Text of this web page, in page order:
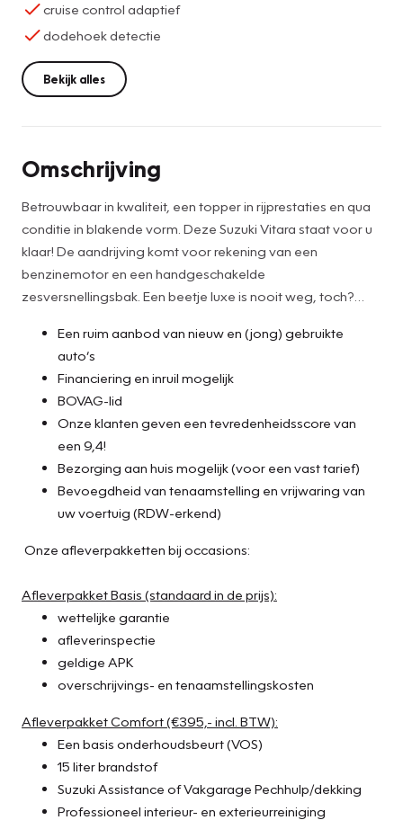
cruise control adaptief
dodehoek detectie
Bekijk alles
Omschrijving
Betrouwbaar in kwaliteit, een topper in rijprestaties en qua
conditie in blakende vorm. Deze Suzuki Vitara staat voor u
klaar! De aandrijving komt voor rekening van een
benzinemotor en een handgeschakelde
zesversnellingsbak. Een beetje luxe is nooit weg, toch?
ook 17 inch lichtmetalen velgen, LED koplampen, extra
getint glas, in delen neerklapbare achterbank, LED-
achterlichten en snelheidsafhankelijke stuurbekrachtiging.
Nekkramp en verdraaide schouders zijn verleden tijd. Door
de achteruitrijcamera is iedere meter achter de auto
glashelder in beeld. Met adaptive cruise control houdt de
auto zelfstandig afstand tot uw voorligger. Een
veiligheidsverhogende optie waarmee u comfortabel
onderweg bent. Als u regelmatig met een aanhanger of
een praktische extra. Omdat u nu eenmaal niet overal ogen
heeft, is deze Suzuki Vitara voorzien van een
achteropkomend verkeer waarschuwing die registreert
wanneer de afstand tot uw achterligger te krap is. De auto
is ook uitgevoerd met electronic climate control. Met DAB
deurvergrendeling met afstandsbediening, bagage
afdekhoes en boordcomputer is deze Suzuki helemaal
compleet.
Pragmatisch en veilig als deze auto is, beschikt hij over
Een ruim aanbod van nieuw en (jong) gebruikte
auto’s
Financiering en inruil mogelijk
BOVAG-lid
Onze klanten geven een tevredenheidsscore van
een 9,4!
Bezorging aan huis mogelijk (voor een vast tarief)
Bevoegdheid van tenaamstelling en vrijwaring van
uw voertuig (RDW-erkend)
Onze afleverpakketten bij occasions:
Afleverpakket Basis (standaard in de prijs):
wettelijke garantie
afleverinspectie
geldige APK
overschrijvings- en tenaamstellingskosten
Afleverpakket Comfort (€395,- incl. BTW):
Een basis onderhoudsbeurt (VOS)
15 liter brandstof
Suzuki Assistance of Vakgarage Pechhulp/dekking
Professioneel interieur- en exterieurreiniging